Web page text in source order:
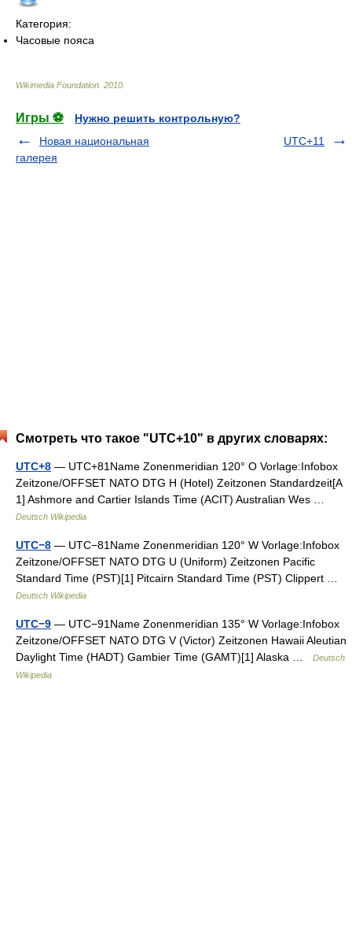
Категория:
Часовые пояса
Wikimedia Foundation 2010
Игры ⚽
Нужно решить контрольную?
Новая национальная
галерея
UTC+11
Смотреть что такое "UTC+10" в других словарях:
UTC+8 — UTC+81Name Zonenmeridian 120° O Vorlage:Infobox
Zeitzone/OFFSET NATO DTG H (Hotel) Zeitzonen Standardzeit[A
1] Ashmore and Cartier Islands Time (ACIT) Australian Wes …
Deutsch Wikipedia
UTC−8 — UTC−81Name Zonenmeridian 120° W Vorlage:Infobox
Zeitzone/OFFSET NATO DTG U (Uniform) Zeitzonen Pacific
Standard Time (PST)[1] Pitcairn Standard Time (PST) Clippert …
Deutsch Wikipedia
UTC−9 — UTC−91Name Zonenmeridian 135° W Vorlage:Infobox
Zeitzone/OFFSET NATO DTG V (Victor) Zeitzonen Hawaii Aleutian
Daylight Time (HADT) Gambier Time (GAMT)[1] Alaska …
Deutsch
Wikipedia